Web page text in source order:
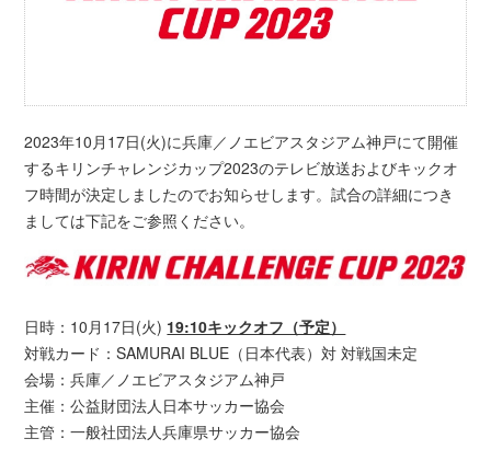
2023年10月17日(火)に兵庫／ノエビアスタジアム神戸にて開催
するキリンチャレンジカップ2023のテレビ放送およびキックオ
フ時間が決定しましたのでお知らせします。試合の詳細につき
ましては下記をご参照ください。
日時：10月17日(火) 19:10キックオフ（予定）
対戦カード：SAMURAI BLUE（日本代表）対 対戦国未定
会場：兵庫／ノエビアスタジアム神戸
主催：公益財団法人日本サッカー協会
主管：一般社団法人兵庫県サッカー協会